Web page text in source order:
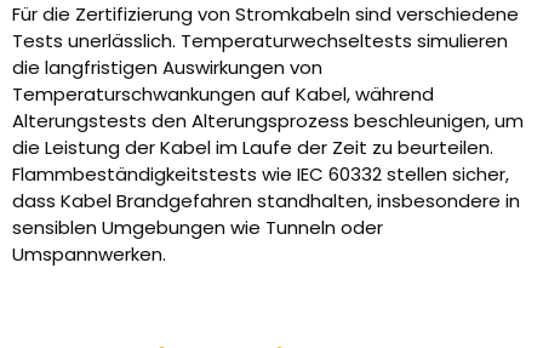
Für die Zertifizierung von Stromkabeln sind verschiedene
Tests unerlässlich. Temperaturwechseltests simulieren
die langfristigen Auswirkungen von
Temperaturschwankungen auf Kabel, während
Alterungstests den Alterungsprozess beschleunigen, um
die Leistung der Kabel im Laufe der Zeit zu beurteilen.
Flammbeständigkeitstests wie IEC 60332 stellen sicher,
dass Kabel Brandgefahren standhalten, insbesondere in
sensiblen Umgebungen wie Tunneln oder
Umspannwerken.